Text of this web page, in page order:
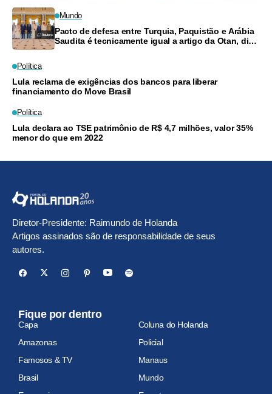
Mundo
Pacto de defesa entre Turquia, Paquistão e Arábia
Saudita é tecnicamente igual a artigo da Otan, diz
Política
Lula reclama de exigências dos bancos para liberar
financiamento do Move Brasil
Política
Lula declara ao TSE patrimônio de R$ 4,7 milhões, valor 35%
menor do que em 2022
Diretor-Presidente: Raimundo de Holanda
Artigos assinados são de responsabilidade de seus
autores.
Fique por dentro
Capa
Coluna do Holanda
Amazonas
Policial
Famosos & TV
Manaus
Brasil
Mundo